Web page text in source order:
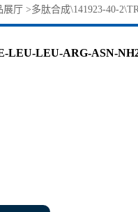
展厅 >多肽合成\141923-40-
LEU-LEU-ARG-ASN-